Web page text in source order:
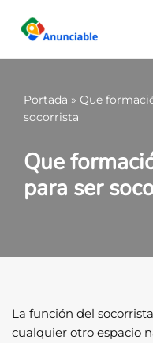
Saltar
al
Portada » Que
socorrista
Que
para ser
La función del
cualquier otro espacio